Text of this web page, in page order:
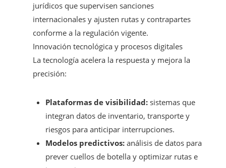
jurídicos que supervisen sanciones
internacionales y ajusten rutas y contrapartes
conforme a la regulación vigente.
Innovación tecnológica y procesos digitales
La tecnología acelera la respuesta y mejora la
precisión:
Plataformas de visibilidad: sistemas que
integran datos de inventario, transporte y
riesgos para anticipar interrupciones.
Modelos predictivos: análisis de datos para
prever cuellos de botella y optimizar rutas e